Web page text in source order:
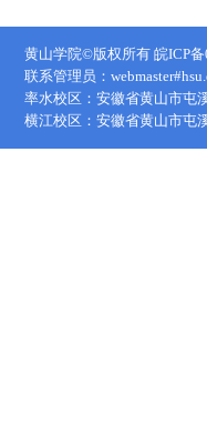
黄山学院©版权所有 皖ICP
联系管理员：
率水校区：安徽省黄山市屯
横江校区：安徽省黄山市屯